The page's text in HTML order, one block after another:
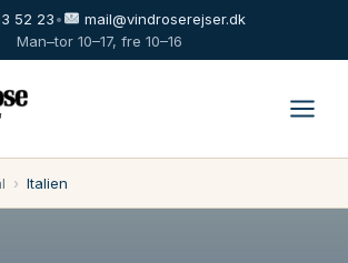
52 23•
mail@vindroserejser.dk
Man–tor 10–17, fre 10–16
› Italien